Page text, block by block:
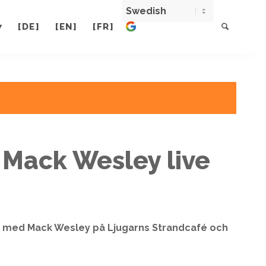
[DE] [EN] [FR]
Wesley live
Mack Wesley på Ljugarns Strandcafé och